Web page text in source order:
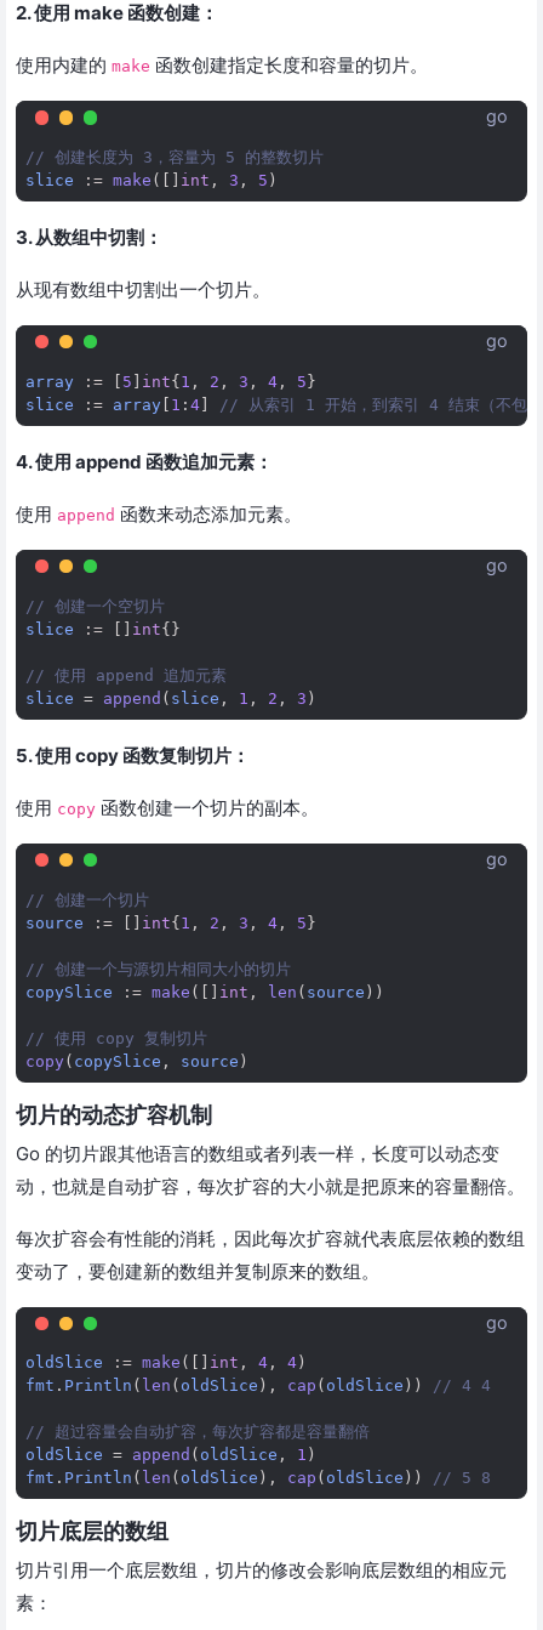
2. 使用 make 函数创建：
使用内建的 make 函数创建指定长度和容量的切片。
go
// 创建长度为 3，容量为 5 的整数切片
slice
:= make ([] int , 3 , 5 )
3. 从数组中切割：
从现有数组中切割出一个切片。
go
array := 5 int{ 1 , 2 , 3 , 4 , 5 }
slice
:= array 1 : 4 // 从索引 1 开始，到索引 4 结束（不包
4. 使用 append 函数追加元素：
使用 append 函数来动态添加元素。
go
// 创建一个空切片
slice
:= int{}
// 使用 append 追加元素
slice = append ( slice , 1 , 2 , 3 )
5. 使用 copy 函数复制切片：
使用 copy 函数创建一个切片的副本。
go
// 创建一个切片
source
:= [] int{1 , 2 , 3 , 4 , 5}
// 创建一个与源切片相同大小的切片
copySlice
:= make ([] int , len ( source ))
// 使用 copy 复制切片
copy( copySlice , source )
切片的动态扩容机制
Go 的切片跟其他语言的数组或者列表一样，长度可以动态变
动，也就是自动扩容，每次扩容的大小就是把原来的容量翻倍。
每次扩容会有性能的消耗，因此每次扩容就代表底层依赖的数组
变动了，要创建新的数组并复制原来的数组。
go
oldSlice := make ([] int , 4 , 4 )
fmt . Println ( len ( oldSlice ), cap ( oldSlice )) // 4 4
// 超过容量会自动扩容，每次扩容都是容量翻倍
oldSlice = append ( oldSlice , 1 )
fmt . Println ( len ( oldSlice ), cap ( oldSlice )) // 5 8
切片底层的数组
切片引用一个底层数组，切片的修改会影响底层数组的相应元
素：